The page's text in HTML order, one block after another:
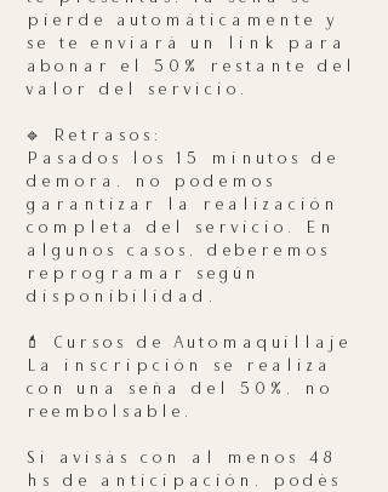
pierde automáticamente y
se te enviará un link para
abonar el 50% restante del
valor del servicio.
🔹 Retrasos:
Pasados los 15 minutos de
demora, no podemos
garantizar la realización
completa del servicio. En
algunos casos, deberemos
reprogramar según
disponibilidad.
💄 Cursos de Automaquillaje
La inscripción se realiza
con una seña del 50%, no
reembolsable.
Si avisás con al menos 48
hs de anticipación, podés